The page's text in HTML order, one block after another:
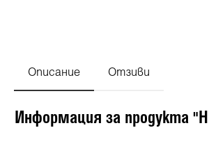
Описание Отзиви
Информация за продукта